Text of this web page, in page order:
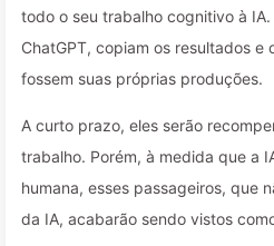
todo o seu trabalho cognitivo à
ChatGPT, copiam os resultados e
fossem suas próprias produções.
A curto prazo, eles serão
trabalho. Porém, à medida que a
humana, esses passageiros, que
da IA, acabarão sendo vistos